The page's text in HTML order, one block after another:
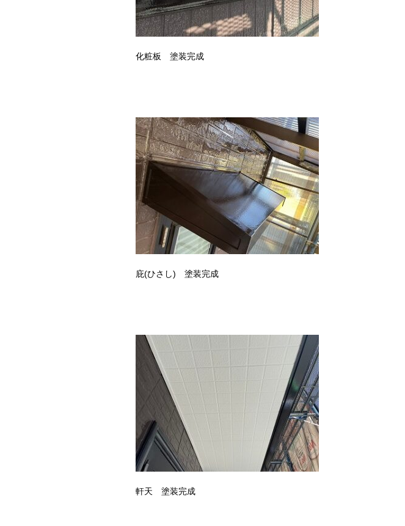
化粧板 塗装完成
庇(ひさし) 塗装完成
軒天 塗装完成